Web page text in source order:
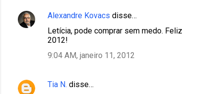
Alexandre Kovacs disse…
Letícia, pode comprar sem medo. Feliz
2012!
9:04 AM, janeiro 11, 2012
Tia N. disse…